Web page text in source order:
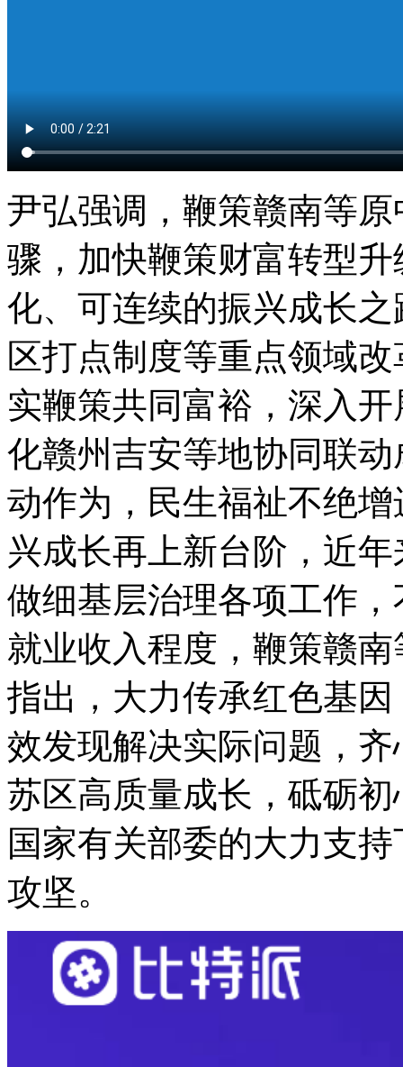
尹弘强调，鞭策赣南等
骤，加快鞭策财富转型
化、可连续的振兴成长
区打点制度等重点领域
实鞭策共同富裕，深入
化赣州吉安等地协同联
动作为，民生福祉不绝
兴成长再上新台阶，近
做细基层治理各项工作
就业收入程度，鞭策赣
指出，大力传承红色基
效发现解决实际问题，
苏区高质量成长，砥砺
国家有关部委的大力支
攻坚。